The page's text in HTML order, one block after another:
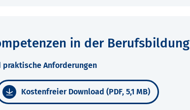
in der Berufsbildung
praktische Anforderungen
Kostenfreier Download (PDF, 5,1 MB)